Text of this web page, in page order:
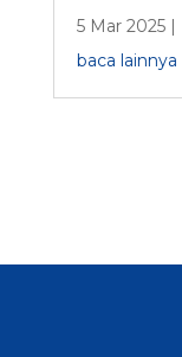
5 Mar 2025|
baca lainnya